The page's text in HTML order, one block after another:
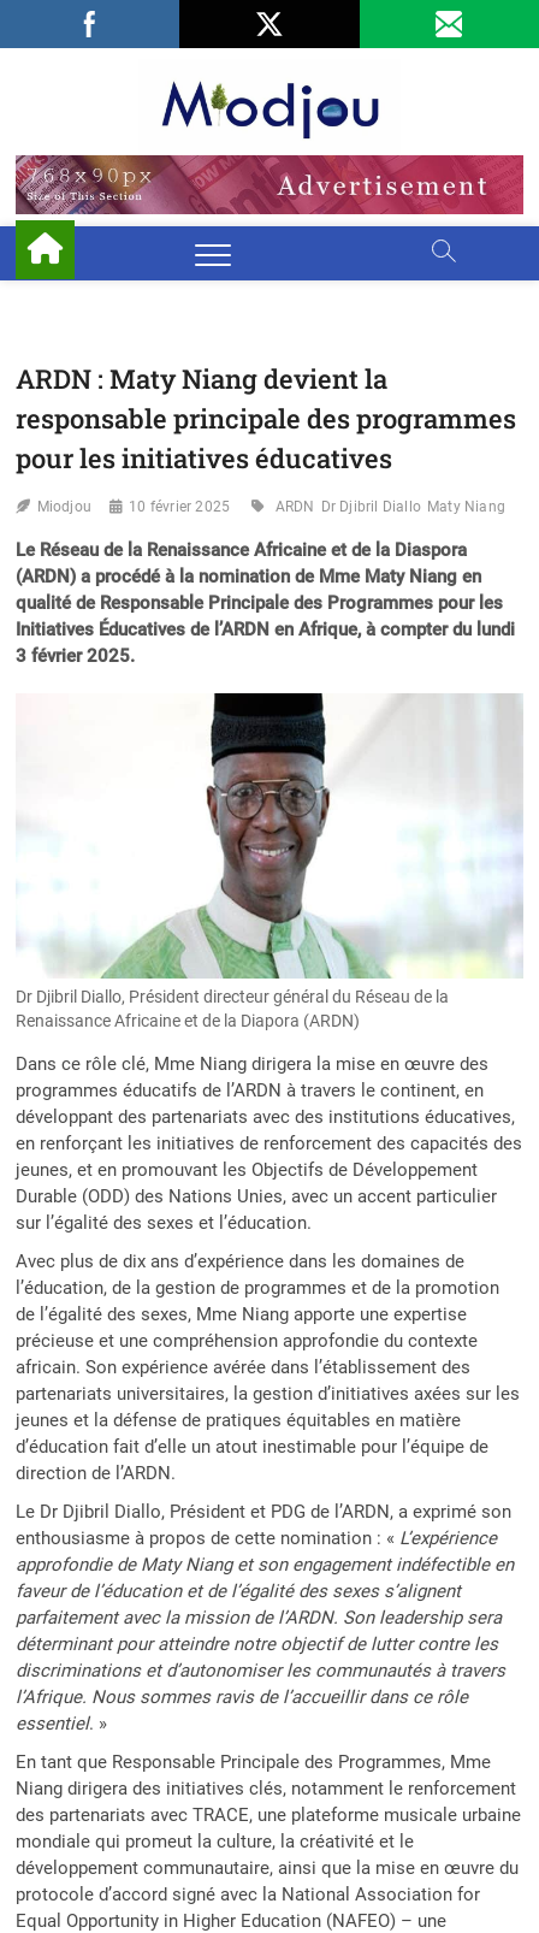
Facebook
LinkedIn
ARDN : Maty Niang devient la
responsable principale des programmes
pour les initiatives éducatives
Miodjou 10 février 2025 ARDN Dr Djibril Diallo Maty Niang
Le Réseau de la Renaissance Africaine et de la Diaspora
(ARDN) a procédé à la nomination de Mme Maty Niang en
qualité de Responsable Principale des Programmes pour les
Initiatives Éducatives de l’ARDN en Afrique, à compter du lundi
3 février 2025.
Dr Djibril Diallo, Président directeur général du Réseau de la
Renaissance Africaine et de la Diapora (ARDN)
Dans ce rôle clé, Mme Niang dirigera la mise en œuvre des
programmes éducatifs de l’ARDN à travers le continent, en
développant des partenariats avec des institutions éducatives,
en renforçant les initiatives de renforcement des capacités des
jeunes, et en promouvant les Objectifs de Développement
Durable (ODD) des Nations Unies, avec un accent particulier
sur l’égalité des sexes et l’éducation.
Avec plus de dix ans d’expérience dans les domaines de
l’éducation, de la gestion de programmes et de la promotion
de l’égalité des sexes, Mme Niang apporte une expertise
précieuse et une compréhension approfondie du contexte
africain. Son expérience avérée dans l’établissement des
partenariats universitaires, la gestion d’initiatives axées sur les
jeunes et la défense de pratiques équitables en matière
d’éducation fait d’elle un atout inestimable pour l’équipe de
direction de l’ARDN.
Le Dr Djibril Diallo, Président et PDG de l’ARDN, a exprimé son
enthousiasme à propos de cette nomination : « L’expérience
approfondie de Maty Niang et son engagement indéfectible en
faveur de l’éducation et de l’égalité des sexes s’alignent
parfaitement avec la mission de l’ARDN. Son leadership sera
déterminant pour atteindre notre objectif de lutter contre les
discriminations et d’autonomiser les communautés à travers
l’Afrique. Nous sommes ravis de l’accueillir dans ce rôle
essentiel. »
En tant que Responsable Principale des Programmes, Mme
Niang dirigera des initiatives clés, notamment le renforcement
des partenariats avec TRACE, une plateforme musicale urbaine
mondiale qui promeut la culture, la créativité et le
développement communautaire, ainsi que la mise en œuvre du
protocole d’accord signé avec la National Association for
Equal Opportunity in Higher Education (NAFEO) – une